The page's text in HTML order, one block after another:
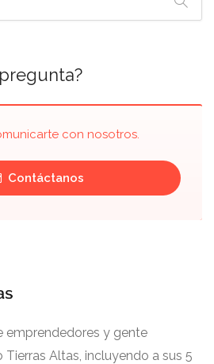
con nosotros.
Contáctanos
emprendedores y gente
Altas, incluyendo a sus 5